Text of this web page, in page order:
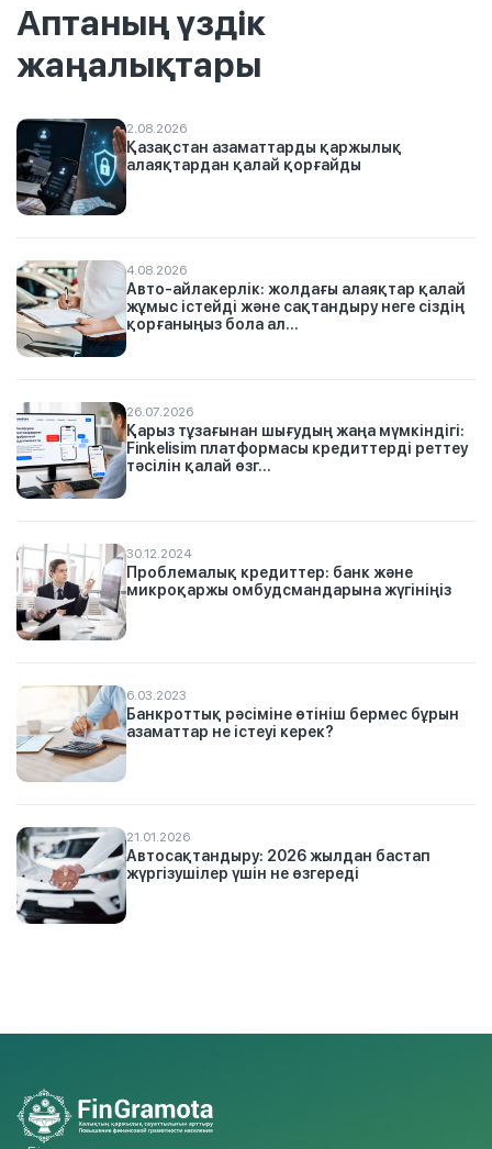
Аптаның үздік
жаңалықтары
2.08.2026
Қазақстан азаматтарды қаржылық
алаяқтардан қалай қорғайды
4.08.2026
Авто-айлакерлік: жолдағы алаяқтар қалай
жұмыс істейді және сақтандыру неге сіздің
қорғаныңыз бола ал...
26.07.2026
Қарыз тұзағынан шығудың жаңа мүмкіндігі:
Finkelisim платформасы кредиттерді реттеу
тәсілін қалай өзг...
30.12.2024
Проблемалық кредиттер: банк және
микроқаржы омбудсмандарына жүгініңіз
6.03.2023
Банкроттық рәсіміне өтініш бермес бұрын
азаматтар не істеуі керек?
21.01.2026
Автосақтандыру: 2026 жылдан бастап
жүргізушілер үшін не өзгереді